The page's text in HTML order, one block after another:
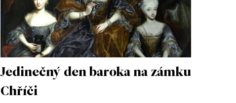
Jedinečný den baroka na zámku
Chříči